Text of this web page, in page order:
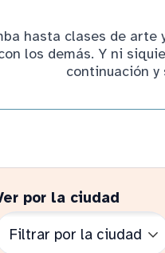
hasta clases de
los demás. Y ni
continuación y
por la ciudad